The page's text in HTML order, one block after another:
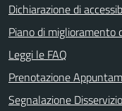
Dichiarazione di
Piano di miglioramento
Leggi le FAQ
Prenotazione
Segnalazione Disservizio